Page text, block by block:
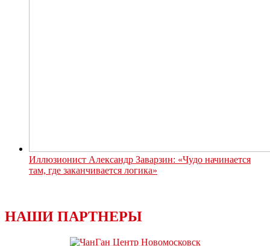
Иллюзионист Александр Заварзин: «Чудо начинается
там, где заканчивается логика»
НАШИ ПАРТНЕРЫ